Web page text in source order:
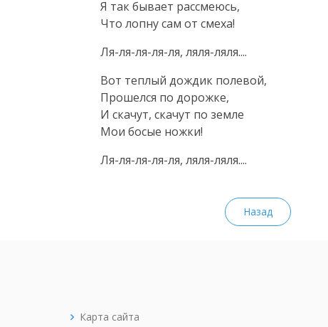
Я так бывает рассмеюсь,
Что лопну сам от смеха!
Ля-ля-ля-ля-ля, ляля-ляля....
Вот теплый дождик полевой,
Прошелся по дорожке,
И скачут, скачут по земле
Мои босые ножки!
Ля-ля-ля-ля-ля, ляля-ляля....
Назад
Карта сайта